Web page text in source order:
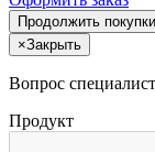
Продолжить покупки
×Закрыть
Вопрос
Продукт